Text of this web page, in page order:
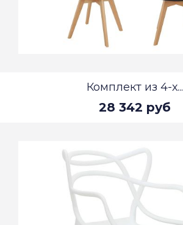
Комплект из 4-х...
28 342 руб